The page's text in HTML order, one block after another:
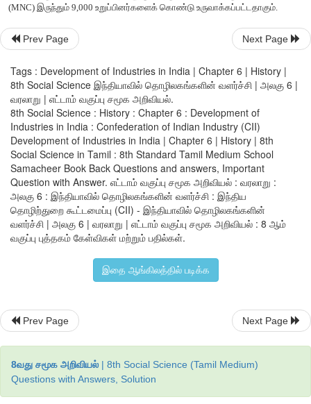
இந்திய தொழிற்துறை கூட்டமைப்பு என்பது இந்தியாவில் உள்ள
ஆகும். இது ஒரு அரசு சாரா, இலாப நோக்கமற்ற, தொழிற்துறை
மற்றும் தொழிற்துறையை நிர்வகிக்கும் ஒரு அமைப்பாகும். இது
நிறுவப்பட்டது. தனியார் மற்றும் பொதுத் துறைகளை உள்ளடக்கிய
நடுத்தர நிறுவனங்களில் (SME) இருந்தும் மற்றும் பன்னாட்டு
(MNC) இருந்தும் 9,000 உறுப்பினர்களைக் கொண்டு
Prev Page Next Page
Tags : Development of Industries in India | Chapter 6 | History |
8th Social Science இந்தியாவில் தொழிலகங்களின் வளர்ச்சி | அலகு 6 |
வரலாறு | எட்டாம் வகுப்பு சமூக அறிவியல்.
8th Social Science : History : Chapter 6 : Development of
Industries in India : Confederation of Indian Industry (CII)
Development of Industries in India | Chapter 6 | History | 8th
Social Science in Tamil : 8th Standard Tamil Medium School
Samacheer Book Back Questions and answers, Important
Question with Answer. எட்டாம் வகுப்பு சமூக அறிவியல் : வரலாறு :
அலகு 6 : இந்தியாவில் தொழிலகங்களின் வளர்ச்சி : இந்திய
தொழிற்துறை கூட்டமைப்பு (CII) - இந்தியாவில் தொழிலகங்களின்
வளர்ச்சி | அலகு 6 | வரலாறு | எட்டாம் வகுப்பு சமூக அறிவியல் : 8 ஆம்
வகுப்பு புத்தகம் கேள்விகள் மற்றும் பதில்கள்.
இதை ஆங்கிலத்தில் படிக்க
Prev Page Next Page
8வது சமூக அறிவியல் | 8th Social Science (Tamil Medium)
Questions with Answers, Solution